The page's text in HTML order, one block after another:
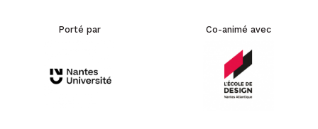
Porté par Co-animé avec